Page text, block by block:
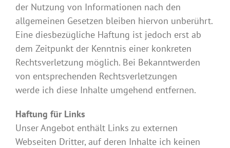
der Nutzung von Informationen nach den
allgemeinen Gesetzen bleiben hiervon unberührt.
Eine diesbezügliche Haftung ist jedoch erst ab
dem Zeitpunkt der Kenntnis einer konkreten
Rechtsverletzung möglich. Bei Bekanntwerden
von entsprechenden Rechtsverletzungen
werde ich diese Inhalte umgehend entfernen.
Haftung für Links
Unser Angebot enthält Links zu externen
Webseiten Dritter, auf deren Inhalte ich keinen